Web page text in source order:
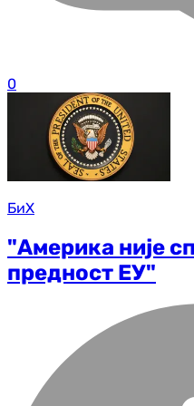
0
БиХ
"Америка није
предност ЕУ"